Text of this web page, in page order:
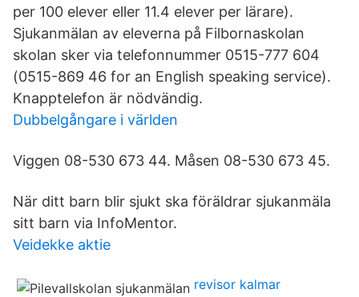
per 100 elever eller 11.4 elever per lärare).
Sjukanmälan av eleverna på Filbornaskolan
skolan sker via telefonnummer 0515-777 604
(0515-869 46 for an English speaking service).
Knapptelefon är nödvändig.
Dubbelgångare i världen
Viggen 08-530 673 44. Måsen 08-530 673 45.
När ditt barn blir sjukt ska föräldrar sjukanmäla
sitt barn via InfoMentor.
Veidekke aktie
revisor kalmar